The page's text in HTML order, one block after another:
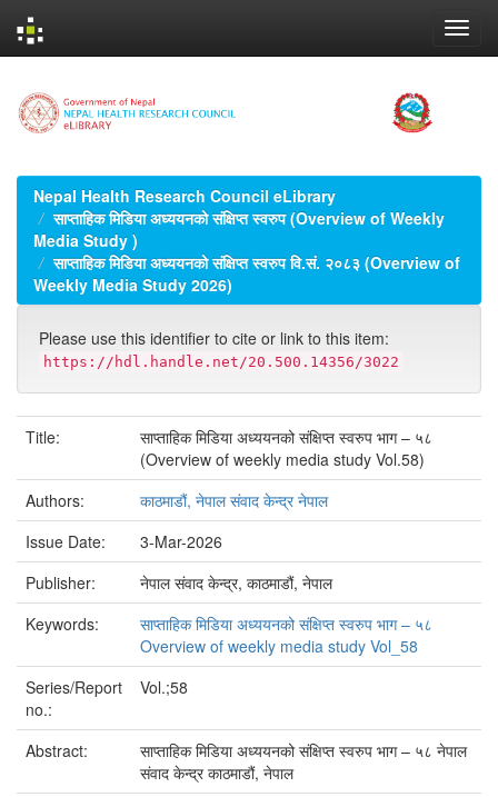
navigation
Nepal Health Research Council eLibrary
साप्ताहिक मिडिया अध्ययनको संक्षिप्त स्वरुप (Overview of Weekly
Media Study )
साप्ताहिक मिडिया अध्ययनको संक्षिप्त स्वरुप वि.सं. २०८३ (Overview of
Weekly Media Study 2026)
Please use this identifier to cite or link to this item:
https://hdl.handle.net/20.500.14356/3022
Title:
साप्ताहिक मिडिया अध्ययनको संक्षिप्त स्वरुप भाग – ५८
(Overview of weekly media study Vol.58)
Authors:
काठमाडौं, नेपाल संवाद केन्द्र नेपाल
Issue Date:
3-Mar-2026
Publisher:
नेपाल संवाद केन्द्र, काठमाडौं, नेपाल
Keywords:
साप्ताहिक मिडिया अध्ययनको संक्षिप्त स्वरुप भाग – ५८
Overview of weekly media study Vol_58
Series/Report
no.:
Vol.;58
Abstract:
साप्ताहिक मिडिया अध्ययनको संक्षिप्त स्वरुप भाग – ५८ नेपाल
संवाद केन्द्र काठमाडौं, नेपाल